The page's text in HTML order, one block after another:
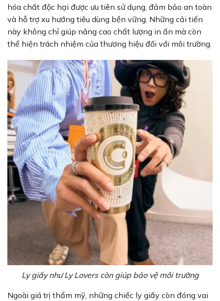
hóa chất độc hại được ưu tiên sử dụng, đảm bảo an toàn
và hỗ trợ xu hướng tiêu dùng bền vững. Những cải tiến
này không chỉ giúp nâng cao chất lượng in ấn mà còn
thể hiện trách nhiệm của thương hiệu đối với môi trường.
Ly giấy như Ly Lovers còn giúp bảo vệ môi trường
Ngoài giá trị thẩm mỹ, những chiếc ly giấy còn đóng vai